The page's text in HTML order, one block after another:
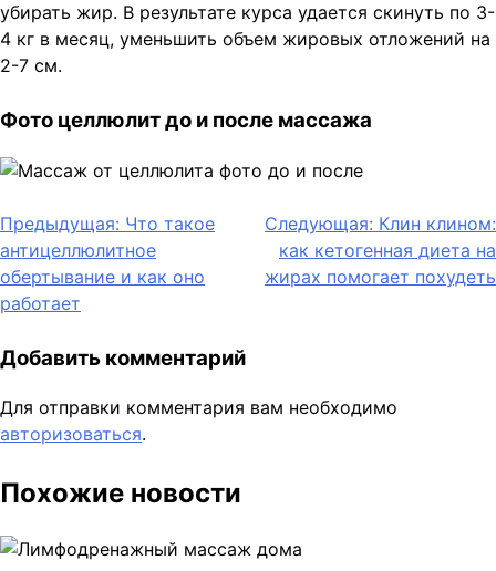
убирать жир. В результате курса удается скинуть по 3-
4 кг в месяц, уменьшить объем жировых отложений на
2-7 см.
Фото целлюлит до и после массажа
Навигация
по
записям
Предыдущая: Что такое
антицеллюлитное
обертывание и как оно
работает
Следующая: Клин клином:
как кетогенная диета на
жирах помогает похудеть
Добавить комментарий
Для отправки комментария вам необходимо
авторизоваться.
Похожие новости